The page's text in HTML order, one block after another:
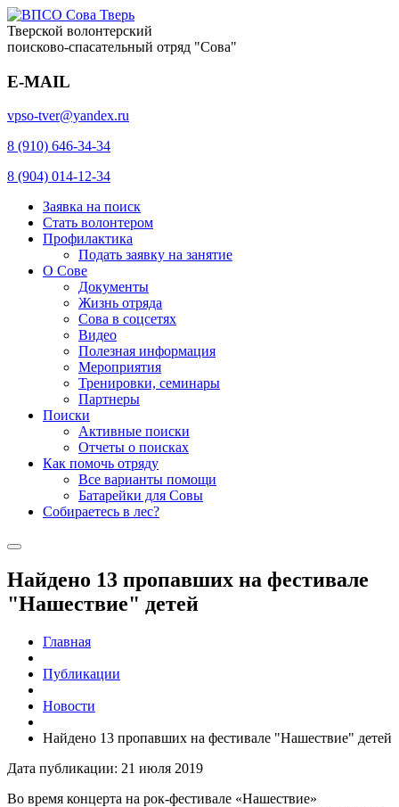
Тверской волонтерский
поисково-спасательный отряд "Сова"
E-MAIL
vpso-tver@yandex.ru
8 (910) 646-34-34
8 (904) 014-12-34
Заявка на поиск
Стать волонтером
Профилактика
Подать заявку на занятие
О Сове
Документы
Жизнь отряда
Сова в соцсетях
Видео
Полезная информация
Мероприятия
Тренировки, семинары
Партнеры
Поиски
Активные поиски
Отчеты о поисках
Как помочь отряду
Все варианты помощи
Батарейки для Совы
Собираетесь в лес?
Найдено 13 пропавших на фестивале
"Нашествие" детей
Главная
Публикации
Новости
Найдено 13 пропавших на фестивале "Нашествие" детей
Дата публикации: 21 июля 2019
Во время концерта на рок-фестивале «Нашествие»